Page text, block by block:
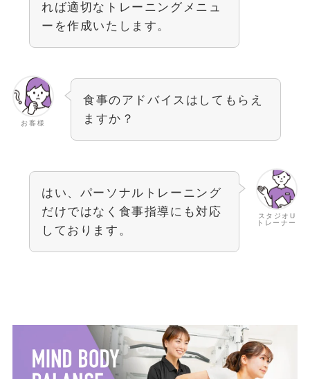
れば適切なトレーニングメニュ
ーを作成いたします。
お客様
食事のアドバイスはしてもらえ
ますか？
スタジオU
トレーナー
はい、パーソナルトレーニング
だけではなく食事指導にも対応
しております。